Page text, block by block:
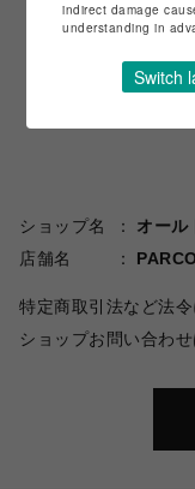
ショップ名
オール
店舗名
特定商取引法など法
ショップお問い合わせ
indirect damage
understanding in
Switch